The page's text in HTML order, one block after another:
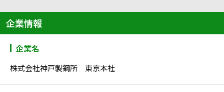
企業情報
企業名
株式会社神戸製鋼所 東京本社